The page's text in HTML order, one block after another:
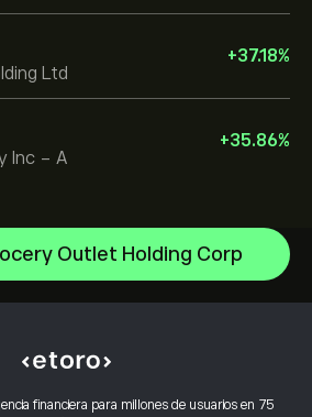
Ltd
+37.18%
Inc - A
+35.86%
Outlet Holding Corp
financiera para millones de usuarios en 75